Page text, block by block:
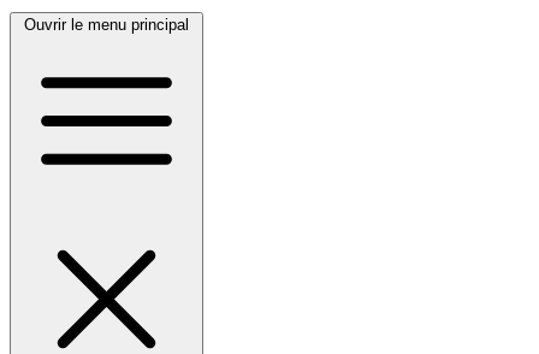
Ouvrir le menu principal